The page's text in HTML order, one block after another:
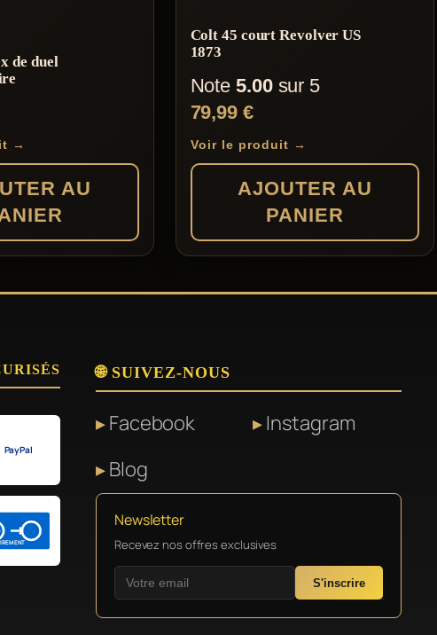
de duel
→
AU
Colt 45 court Revolver US
1873
Note5.00sur 5
79,99 €
Voir le produit →
AJOUTER AU
PANIER
PayPal
🌐 SUIVEZ-NOUS
Facebook
Instagram
Blog
Newsletter
Recevez nos offres exclusives
S'inscrire